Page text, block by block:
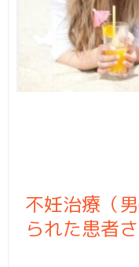
不妊治療（
られた患者